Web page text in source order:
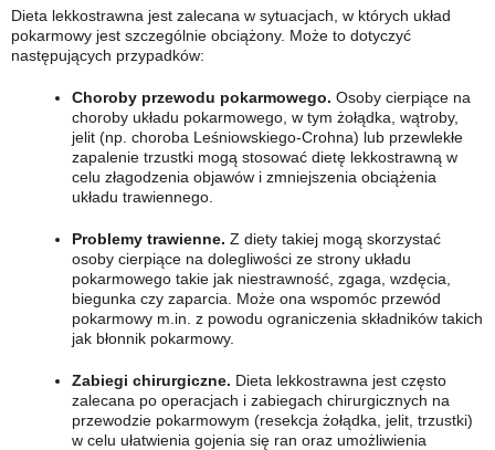
Dieta lekkostrawna jest zalecana w sytuacjach, w których układ
pokarmowy jest szczególnie obciążony. Może to dotyczyć
następujących przypadków:
Choroby przewodu pokarmowego. Osoby cierpiące na
choroby układu pokarmowego, w tym żołądka, wątroby,
jelit (np. choroba Leśniowskiego-Crohna) lub przewlekłe
zapalenie trzustki mogą stosować dietę lekkostrawną w
celu złagodzenia objawów i zmniejszenia obciążenia
układu trawiennego.
Problemy trawienne. Z diety takiej mogą skorzystać
osoby cierpiące na dolegliwości ze strony układu
pokarmowego takie jak niestrawność, zgaga, wzdęcia,
biegunka czy zaparcia. Może ona wspomóc przewód
pokarmowy m.in. z powodu ograniczenia składników takich
jak błonnik pokarmowy.
Zabiegi chirurgiczne. Dieta lekkostrawna jest często
zalecana po operacjach i zabiegach chirurgicznych na
przewodzie pokarmowym (resekcja żołądka, jelit, trzustki)
w celu ułatwienia gojenia się ran oraz umożliwienia